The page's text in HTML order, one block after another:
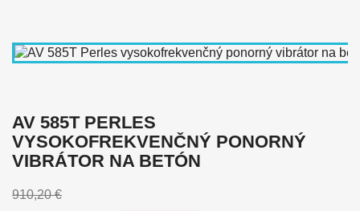
AV 585T PERLES
VYSOKOFREKVENČNÝ PONORNÝ
VIBRÁTOR NA BETÓN
910,20 €